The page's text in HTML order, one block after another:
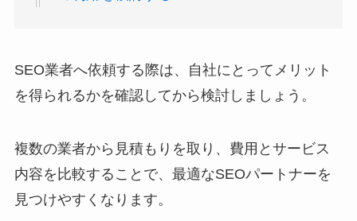
SEO業者へ依頼する際は、自社にとってメリット
を得られるかを確認してから検討しましょう。
複数の業者から見積もりを取り、費用とサービス
内容を比較することで、最適なSEOパートナーを
見つけやすくなります。